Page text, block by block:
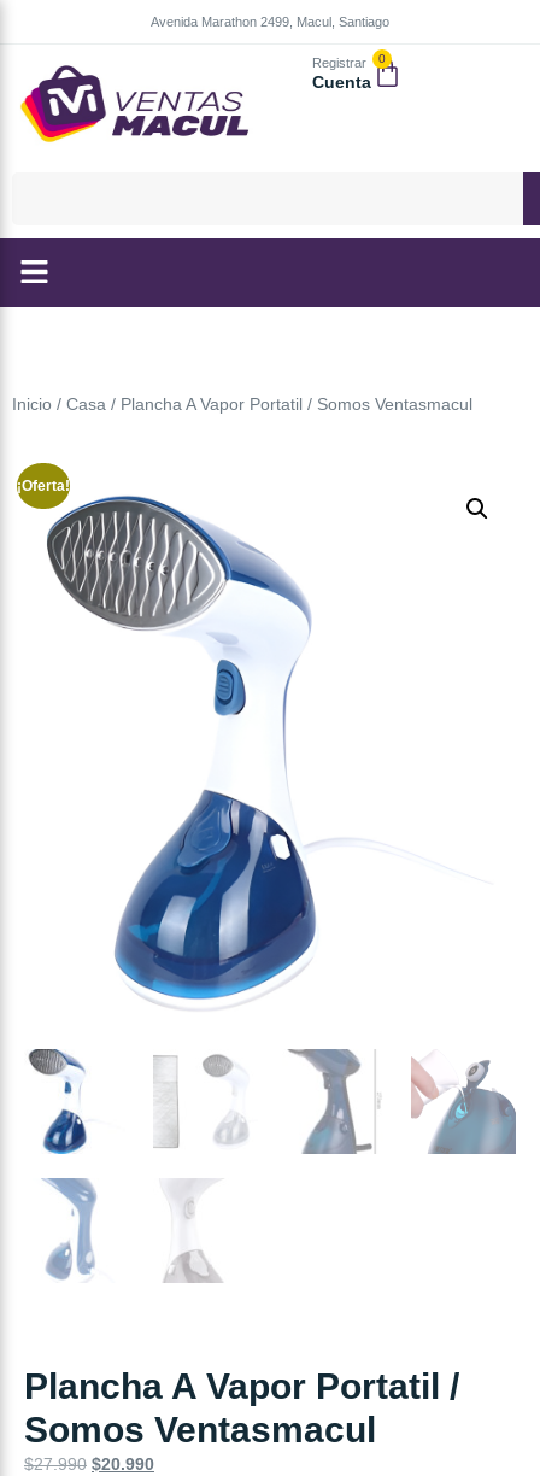
Avenida Marathon 2499, Macul, Santiago
Registrar
Cuenta
0
Inicio / Casa / Plancha A Vapor Portatil / Somos Ventasmacul
¡Oferta!
Plancha A Vapor Portatil /
Somos Ventasmacul
$27.990 $20.990